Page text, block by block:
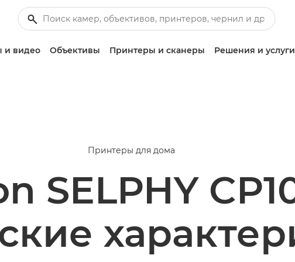
и видео Объективы Принтеры и сканеры Решения и услуги
Принтеры для дома
SELPHY